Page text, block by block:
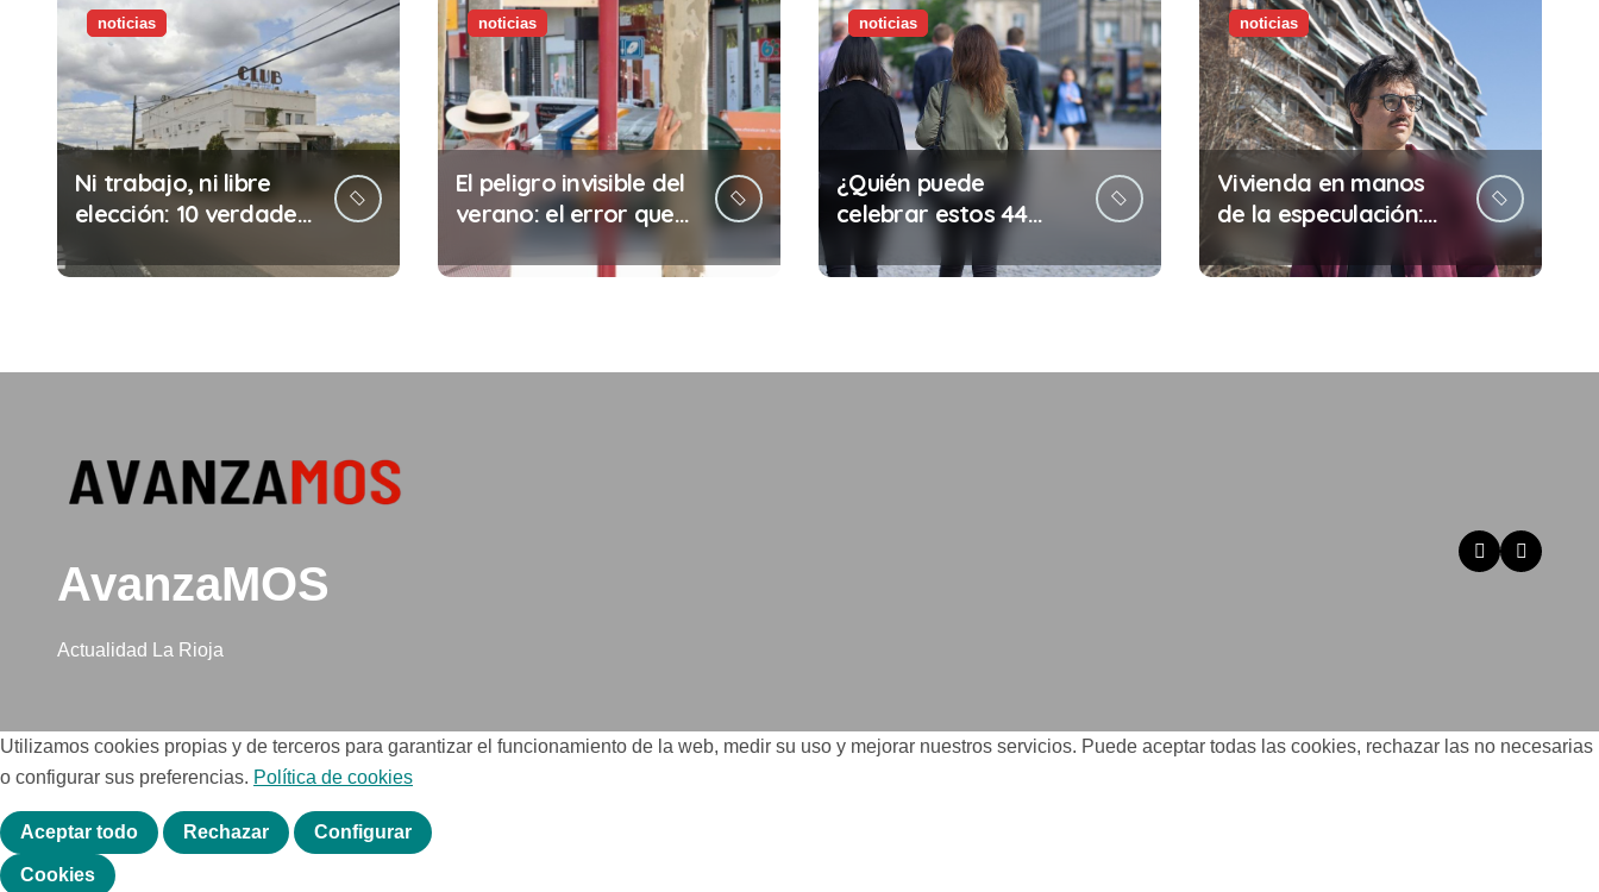
noticias
Ni trabajo, ni libre
elección: 10 verdades
abolición de la
noticias
El peligro invisible del
verano: el error que
cometes cada 30
minutos en tu trabajo
noticias
¿Quién puede
celebrar estos 44
noticias
Vivienda en manos
de la especulación:
no te da para vivir
AvanzaMOS
Actualidad La Rioja
Utilizamos cookies propias y de terceros para garantizar el funcionamiento de la web, medir su uso y mejorar nuestros servicios. Puede aceptar todas las cookies, rechazar las no necesarias
o configurar sus preferencias. Política de cookies
Aceptar todo Rechazar Configurar
Cookies